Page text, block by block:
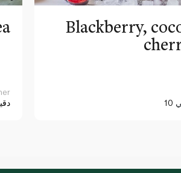
10
Blackberry,